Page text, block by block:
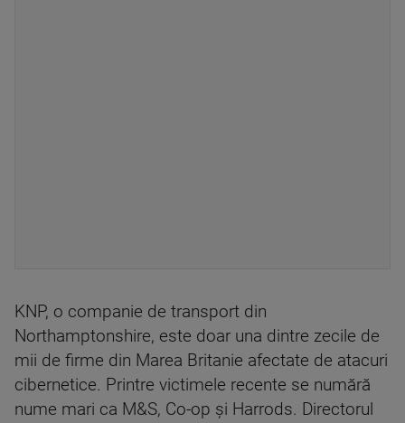
KNP, o companie de transport din
Northamptonshire, este doar una dintre zecile de
mii de firme din Marea Britanie afectate de atacuri
cibernetice. Printre victimele recente se numără
nume mari ca M&S, Co-op și Harrods. Directorul